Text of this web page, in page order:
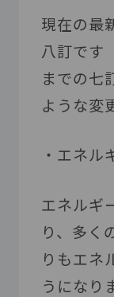
現在の最
八訂です
までの七
ような変
・エネル
エネルギ
り、多く
りもエネ
うになり